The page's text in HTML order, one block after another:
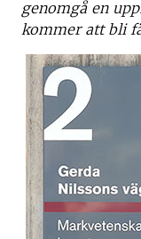
genomgå en
kommer att bli